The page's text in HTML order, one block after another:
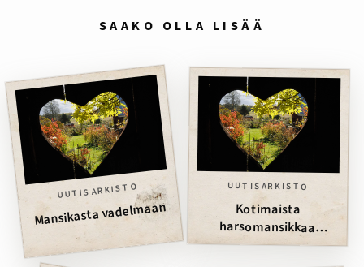
SAAKO OLLA LISÄÄ
UUTISARKISTO
Mansikasta vadelmaan
UUTISARKISTO
Kotimaista
harsomansikkaa
juhannukseksi